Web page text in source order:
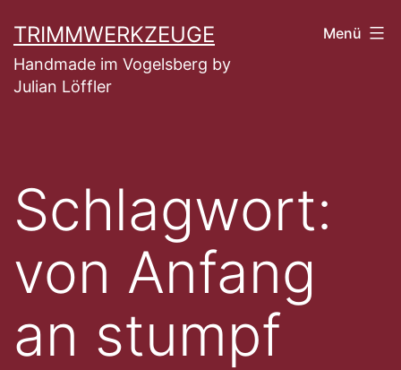
Inhalt
springen
TRIMMWERKZEUGE
Handmade im Vogelsberg by
Julian Löffler
Menü
Schlagwort:
von Anfang
an stumpf